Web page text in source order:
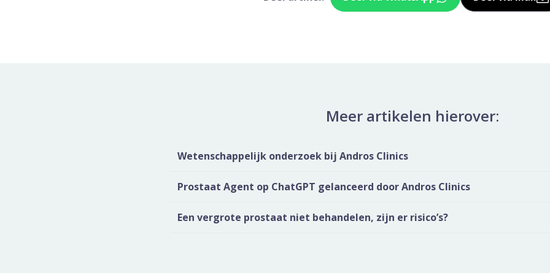
Deel dit via Whatsapp Delen
Meer artikelen hierover:
Wetenschappelijk onderzoek bij Andros Clinics
Prostaat Agent op ChatGPT gelanceerd door Andros Clinics
Een vergrote prostaat niet behandelen, zijn er risico’s?